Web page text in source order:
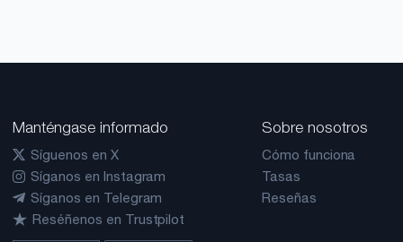
Manténgase informado
Síguenos en X
Síganos en Instagram
Síganos en Telegram
Reséñenos en Trustpilot
Sobre nosotros
Cómo funciona
Tasas
Reseñas